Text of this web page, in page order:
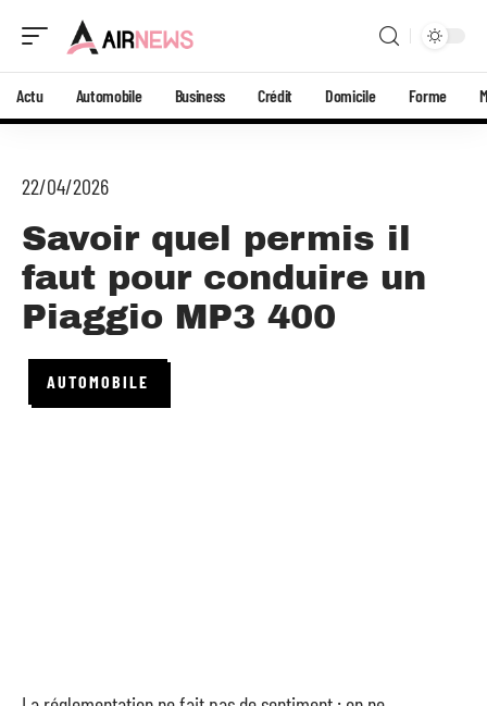
Actu Automobile Business Crédit Domicile Forme
22/04/2026
Savoir quel permis il
faut pour conduire un
Piaggio MP3 400
AUTOMOBILE